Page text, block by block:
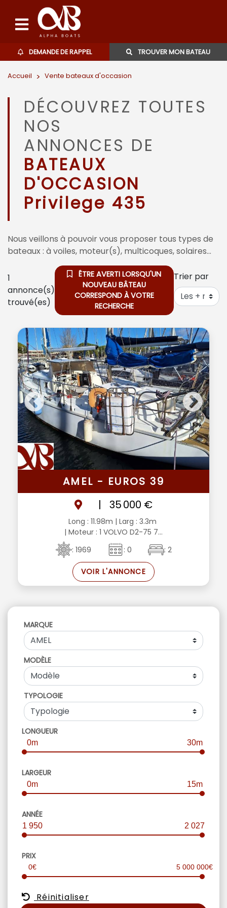
Bateaux d'occasions
L'agence
Contact
06 27 07 57 11
DEMANDE DE RAPPEL TROUVER MON BATEAU
Accueil > Vente bateaux d'occasion
DÉCOUVREZ TOUTES
NOS
ANNONCES DE
BATEAUX
D'OCCASION
Privilege 435
Nous veillons à pouvoir vous proposer tous types de
bateaux : à voiles, moteur(s), multicoques, solaires…
1
annonce(s)
trouvé(es)
ÊTRE AVERTI LORSQU'UN
NOUVEAU BÂTEAU
CORRESPOND À VOTRE
RECHERCHE
Trier par
AMEL - EUROS 39
|
35 000 €
Long : 11.98m | Larg : 3.3m
| Moteur : 1 VOLVO D2-75 7...
: 1969
: 0 : 2
VOIR L'ANNONCE
MARQUE
MODÈLE
TYPOLOGIE
LONGUEUR
0m 30m
LARGEUR
0m 15m
ANNÉE
1 950 2 027
PRIX
0€ 5 000 000€
Réinitialiser